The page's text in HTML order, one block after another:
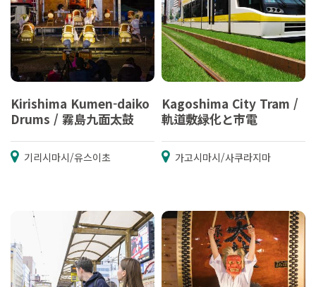
Kirishima Kumen-daiko
Drums / 霧島九面太鼓
기리시마시/유스이초
Kagoshima City Tram /
軌道敷緑化と市電
가고시마시/사쿠라지마